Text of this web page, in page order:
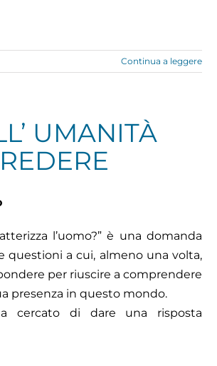
Continua a leggere
UMANITÀ
l’uomo?” è una domanda
questioni a cui, almeno una volta,
per riuscire a comprendere
presenza in questo mondo.
cercato di dare una risposta